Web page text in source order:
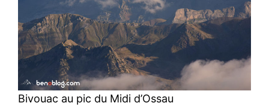
Bivouac au pic du Midi d’Ossau